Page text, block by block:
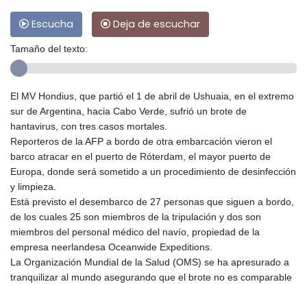
Escucha Deja de escuchar
Tamaño del texto:
El MV Hondius, que partió el 1 de abril de Ushuaia, en el extremo
sur de Argentina, hacia Cabo Verde, sufrió un brote de
hantavirus, con tres casos mortales.
Reporteros de la AFP a bordo de otra embarcación vieron el
barco atracar en el puerto de Róterdam, el mayor puerto de
Europa, donde será sometido a un procedimiento de desinfección
y limpieza.
Está previsto el desembarco de 27 personas que siguen a bordo,
de los cuales 25 son miembros de la tripulación y dos son
miembros del personal médico del navío, propiedad de la
empresa neerlandesa Oceanwide Expeditions.
La Organización Mundial de la Salud (OMS) se ha apresurado a
tranquilizar al mundo asegurando que el brote no es comparable